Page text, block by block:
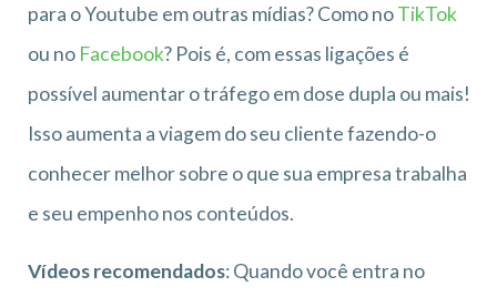
para o Youtube em outras mídias? Como noTikTok
ou no Facebook? Pois é, com essas ligações é
possível aumentar o tráfego em dose dupla ou mais!
Isso aumenta a viagem do seu cliente fazendo-o
conhecer melhor sobre o que sua empresa trabalha
e seu empenho nos conteúdos.
Vídeos recomendados: Quando você entra no